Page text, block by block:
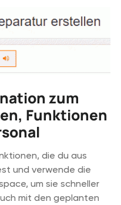
zum
Funktionen
die du aus
und verwende die
um sie schneller
mit den geplanten